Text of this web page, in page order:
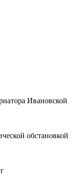
Ивановской
обстановкой